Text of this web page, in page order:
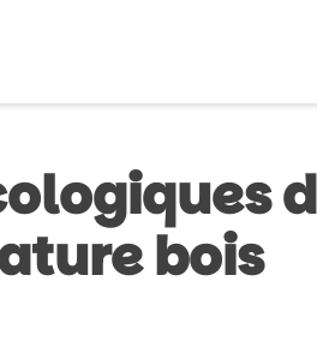
bois